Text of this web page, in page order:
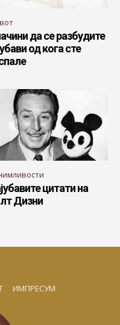
да се разбудите
од кога сте
цитати на
Дизни
ИМПРЕСУМ